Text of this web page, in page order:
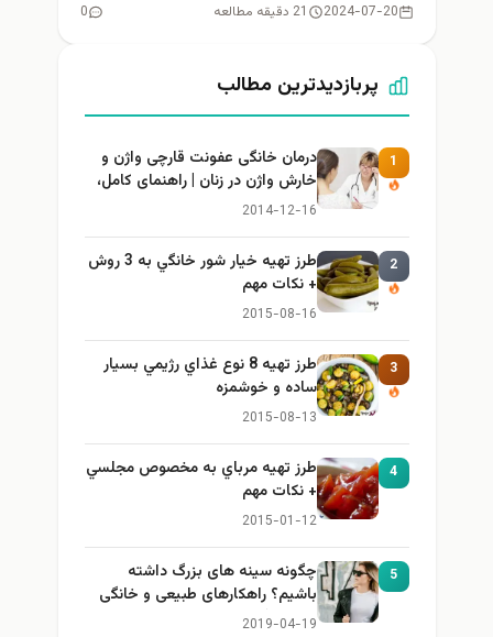
2024-07-20 21 دقیقه مطالعه 0
پربازدیدترین مطالب
1
درمان خانگی عفونت قارچی واژن و
خارش واژن در زنان | راهنمای کامل،
ایمن و کاربردی
2014-12-16
2
طرز تهيه خیار شور خانگي به 3 روش
+ نكات مهم
2015-08-16
3
طرز تهيه 8 نوع غذاي رژيمي بسيار
ساده و خوشمزه
2015-08-13
4
طرز تهيه مرباي به مخصوص مجلسي
+ نكات مهم
2015-01-12
5
چگونه سینه های بزرگ داشته
باشیم؟ راهکارهای طبیعی و خانگی
برای بزرگ کردن سینه
2019-04-19